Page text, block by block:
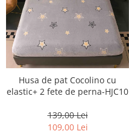
Husa de pat Cocolino cu
elastic+ 2 fete de perna-HJC10
139,00 Lei
109,00 Lei